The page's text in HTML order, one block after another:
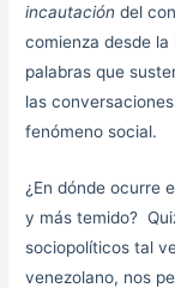
incautación del
comienza desde
palabras que
las
fenómeno social.
¿En dónde ocurre
y más temido?
sociopolíticos tal
venezolano, nos